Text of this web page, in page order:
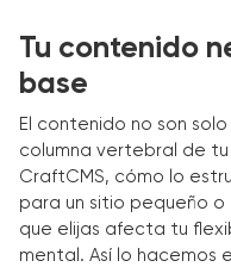
Tu contenido
base
El contenido no son
columna vertebral de
CraftCMS, cómo lo
para un sitio pequeño o
que elijas afecta tu
mental. Así lo hacemos